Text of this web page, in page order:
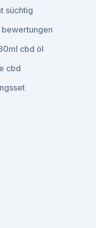
süchtig
cbd öl
cbd